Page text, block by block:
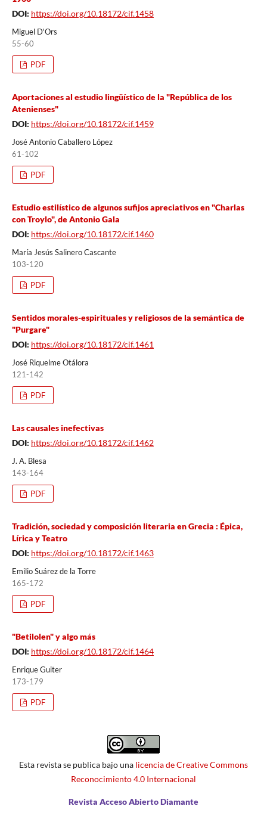
DOI: https://doi.org/10.18172/cif.1458
Miguel D'Ors
55-60
PDF
Aportaciones al estudio lingüístico de la "República de los
Atenienses"
DOI: https://doi.org/10.18172/cif.1459
José Antonio Caballero López
61-102
PDF
Estudio estilístico de algunos sufijos apreciativos en "Charlas
con Troylo", de Antonio Gala
DOI: https://doi.org/10.18172/cif.1460
María Jesús Salinero Cascante
103-120
PDF
Sentidos morales-espirituales y religiosos de la semántica de
"Purgare"
DOI: https://doi.org/10.18172/cif.1461
José Riquelme Otálora
121-142
PDF
Las causales inefectivas
DOI: https://doi.org/10.18172/cif.1462
J. A. Blesa
143-164
PDF
Tradición, sociedad y composición literaria en Grecia : Épica,
Lírica y Teatro
DOI: https://doi.org/10.18172/cif.1463
Emilio Suárez de la Torre
165-172
PDF
"Betilolen" y algo más
DOI: https://doi.org/10.18172/cif.1464
Enrique Guiter
173-179
PDF
Esta revista se publica bajo una licencia de Creative Commons
Reconocimiento 4.0 Internacional
Revista Acceso Abierto Diamante